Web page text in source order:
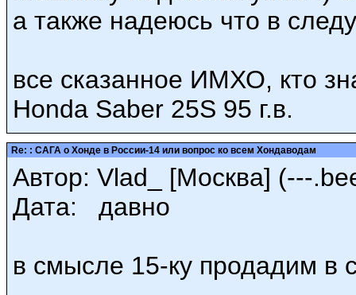
а также надеюсь что в
все сказанное ИМХО, кто
Honda Saber 25S 95 г.в.
Re: : САГА о Хонде в России-14 или вопрос ко всем Хондаводам
Автор: Vlad_ [Москва] (---
Дата: давно
в смысле 15-ку продадим в